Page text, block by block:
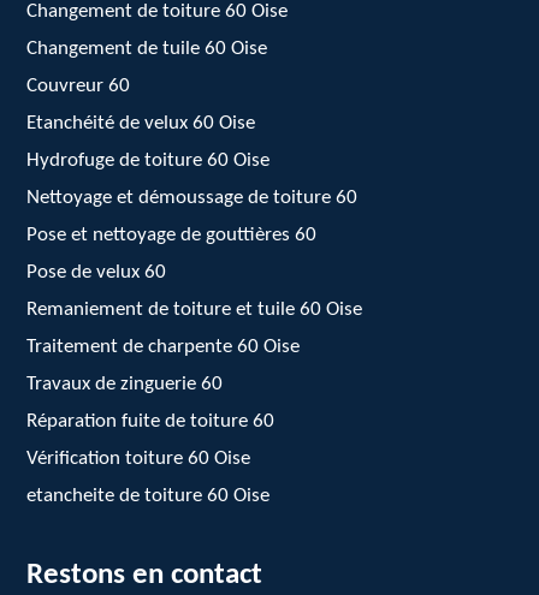
Changement de toiture 60 Oise
Changement de tuile 60 Oise
Couvreur 60
Etanchéité de velux 60 Oise
Hydrofuge de toiture 60 Oise
Nettoyage et démoussage de toiture 60
Pose et nettoyage de gouttières 60
Pose de velux 60
Remaniement de toiture et tuile 60 Oise
Traitement de charpente 60 Oise
Travaux de zinguerie 60
Réparation fuite de toiture 60
Vérification toiture 60 Oise
etancheite de toiture 60 Oise
Restons en contact